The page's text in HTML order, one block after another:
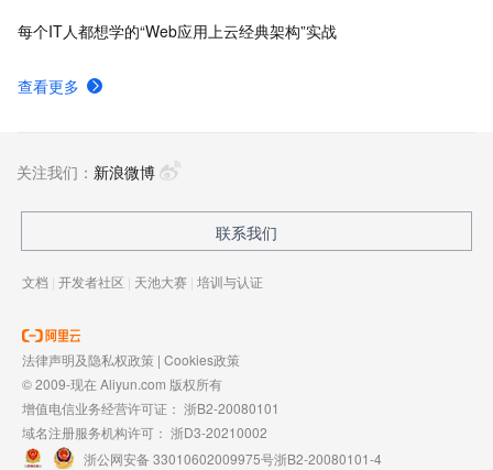
每个IT人都想学的“Web应用上云经典架构”实战
查看更多
关注我们： 新浪微博
联系我们
文档 | 开发者社区 | 天池大赛 | 培训与认证
法律声明及隐私权政策 | Cookies政策
© 2009-现在 Aliyun.com 版权所有
增值电信业务经营许可证： 浙B2-20080101
域名注册服务机构许可： 浙D3-20210002
浙公网安备 33010602009975号浙B2-20080101-4